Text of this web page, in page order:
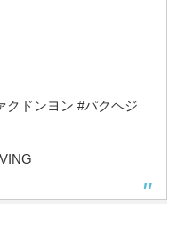
クドンヨン #パクヘジ